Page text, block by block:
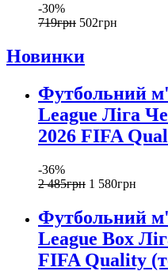
-30%
719грн 502грн
Новинки
Футбольний
League Ліга
2026 FIFA
-36%
2 485грн 1 580грн
Футбольний
League Box
FIFA Quality